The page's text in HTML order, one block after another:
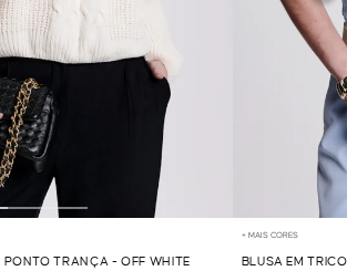
TRANÇA - OFF WHITE
+ MAIS CORES
BLUSA EM